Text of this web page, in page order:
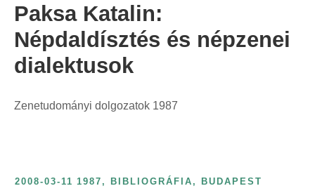
Paksa Katalin:
Népdaldísztés és népzenei
dialektusok
Zenetudományi dolgozatok 1987
2008-03-11 1987 , BIBLIOGRÁFIA , BUDAPEST